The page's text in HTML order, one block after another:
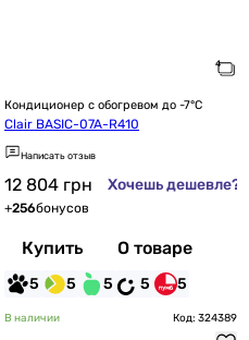
Кондиционер с обогревом до -7°C
Clair BASIC-07A-R410
Написать отзыв
12 804 грн Хочешь дешевле?
+256бонусов
Купить О товаре
5 5 5 5 5
В наличии Код: 324389